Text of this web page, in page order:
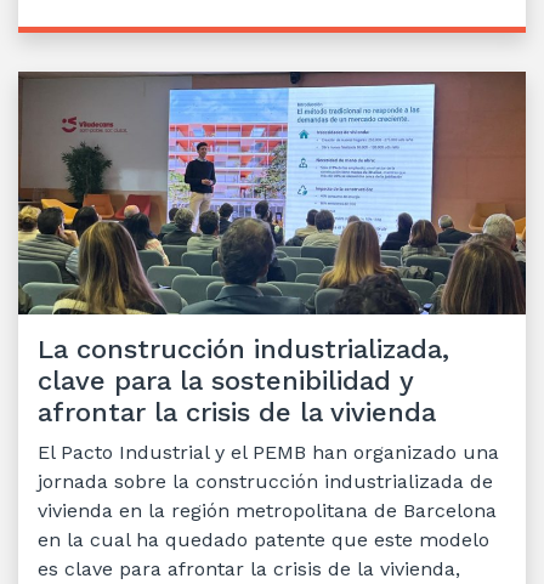
La construcción industrializada,
clave para la sostenibilidad y
afrontar la crisis de la vivienda
El Pacto Industrial y el PEMB han organizado una
jornada sobre la construcción industrializada de
vivienda en la región metropolitana de Barcelona
en la cual ha quedado patente que este modelo
es clave para afrontar la crisis de la vivienda,